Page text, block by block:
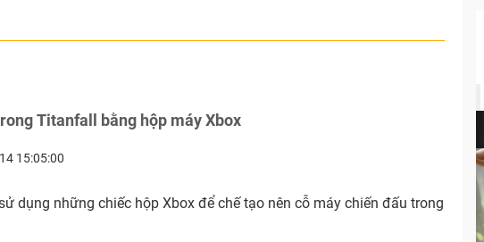
Titanfall bằng hộp máy Xbox
15:05:00
dụng những chiếc hộp Xbox để chế tạo nên cỗ máy chiến đấu trong